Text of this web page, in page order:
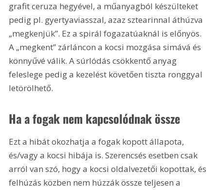
grafit ceruza hegyével, a műanyagból készülteket
pedig pl. gyertyaviasszal, azaz sztearinnal áthúzva
„megkenjük”. Ez a spirál fogazatúaknál is előnyös.
A „megkent” zárláncon a kocsi mozgása simává és
könnyűvé válik. A súrlódás csökkentő anyag
feleslege pedig a kezelést követően tiszta ronggyal
letörölhető.
Ha a fogak nem kapcsolódnak össze
Ezt a hibát okozhatja a fogak kopott állapota,
és/vagy a kocsi hibája is. Szerencsés esetben csak
arról van szó, hogy a kocsi oldalvezetői kopottak, és
felhúzás közben nem húzzák össze teljesen a